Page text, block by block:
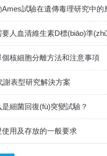
Ames試驗在遺傳毒理研究中的
個核細胞分離方法和注意事項
謝表型研究解決方案
細菌回復(fù)突變試驗？
使用及存放的一般要求